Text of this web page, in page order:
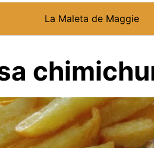
La Maleta de Maggie